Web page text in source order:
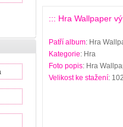
::: Hra Wallpaper
Patří album: Hra
Kategorie: Hra
Foto popis: Hra
Velikost ke stažení: